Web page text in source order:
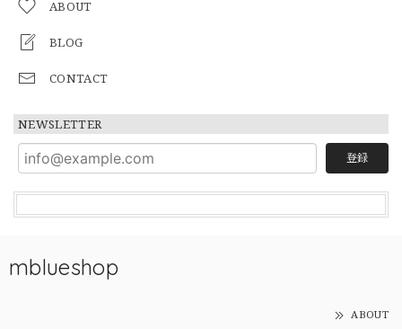
ABOUT
BLOG
CONTACT
NEWSLETTER
登録
mblueshop
ABOUT